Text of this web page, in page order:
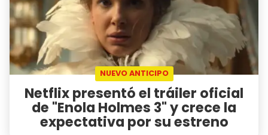
NUEVO ANTICIPO
Netflix presentó el tráiler oficial
de "Enola Holmes 3" y crece la
expectativa por su estreno